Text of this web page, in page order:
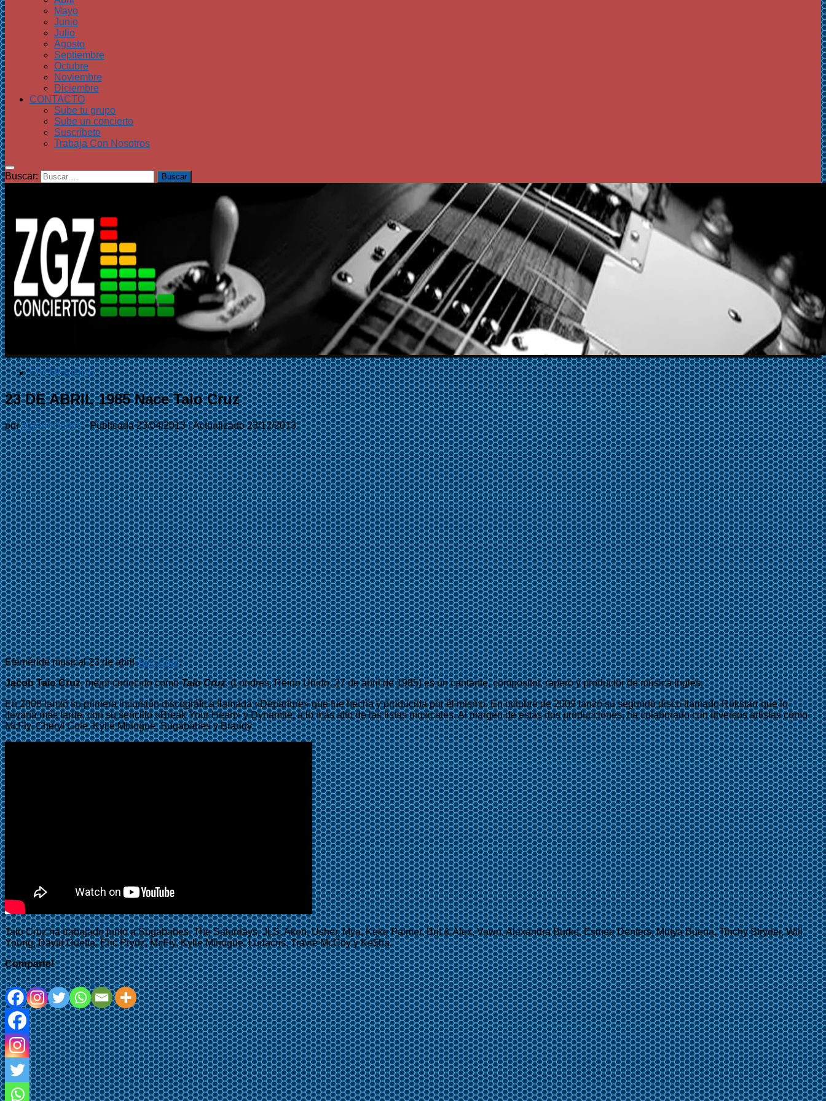
Mayo
Junio
Julio
Agosto
Septiembre
Octubre
Noviembre
Diciembre
CONTACTO
Sube tu grupo
Sube un concierto
Suscríbete
Trabaja Con Nosotros
Buscar:
EFEMÉRIDES
23 DE ABRIL 1985 Nace Taio Cruz
porzgzconciertos · Publicada23/04/2013· Actualizado23/12/2013
Efeméride musical 23 de abrilTaio Cruz.
Jacob Taio Cruz, mejor conocido comoTaio Cruz, (Londres, Reino Unido, 27 de abril de 1985) es un cantante, compositor, rapero y productor de música inglés.
En 2008 lanzó su primera incursión discográfica llamada «Departure» que fue hecha y producida por él mismo. En octubre de 2009 lanzó su segundo disco llamado Rokstarr que lo
llevaría más tarde, con su sencillo «Break Your Heart» y Dynamite, a lo más alto de las listas musicales. Al margen de estas dos producciones, ha colaborado con diversos artistas como
McFly, Cheryl Cole, Kylie Minogue, Sugababes y Brandy.
Taio Cruz ha trabajado junto a Sugababes, The Saturdays, JLS, Akon, Usher, Mya, Keke Palmer, Brit & Alex, Vawn, Alexandra Burke, Esmee Denters, Mutya Buena, Tinchy Stryder, Will
Young, David Guetta, Eric Prydz, McFly, Kylie Minogue, Ludacris, Travie McCoy y Ke$ha.
Comparte!